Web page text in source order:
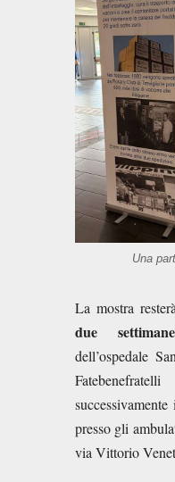
Una
La mostra resterà
due settimane
dell’ospedale
presso gli
via Vittorio